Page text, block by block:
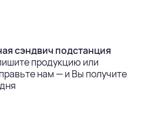
сэндвич подстанция
продукцию или
нам — и Вы получите